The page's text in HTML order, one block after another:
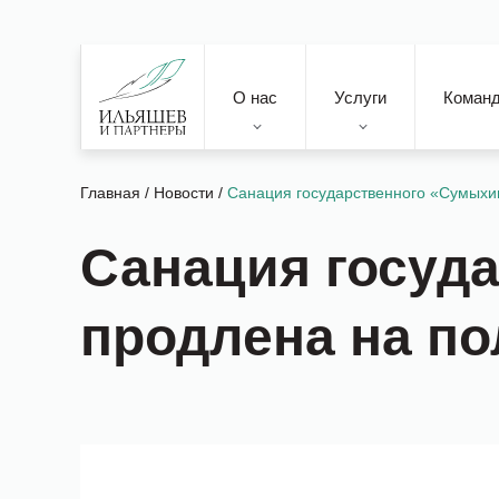
О нас Услуги
Главная / Новости / Санация государственного
Санация
продлена на